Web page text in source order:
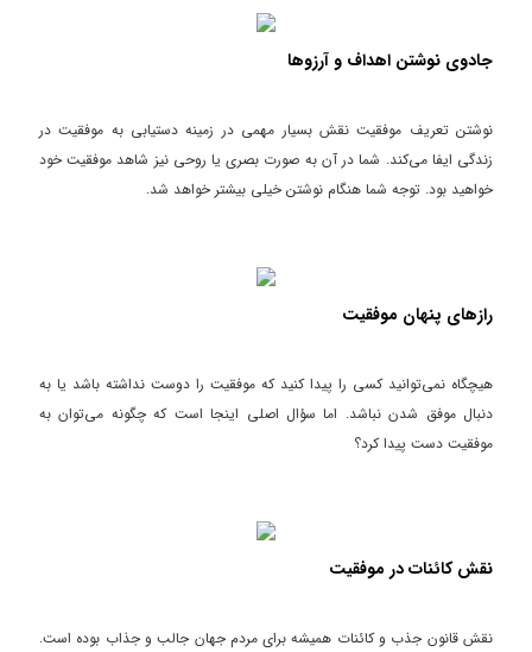
جادوی نوشتن اهداف و آرزوها
نوشتن تعریف موفقیت نقش بسیار مهمی در زمینه دستیابی به موفقیت در
زندگی ایفا می‌کند. شما در آن به صورت بصری یا روحی نیز شاهد موفقیت خود
خواهید بود. توجه شما هنگام نوشتن خیلی بیشتر خواهد شد.
رازهای پنهان موفقیت
هیچگاه نمی‌توانید کسی را پیدا کنید که موفقیت را دوست نداشته باشد یا به
دنبال موفق شدن نباشد. اما سؤال اصلی اینجا است که چگونه می‌توان به
موفقیت دست پیدا کرد؟
نقش کائنات در موفقیت
نقش قانون جذب و کائنات همیشه برای مردم جهان جالب و جذاب بوده است.